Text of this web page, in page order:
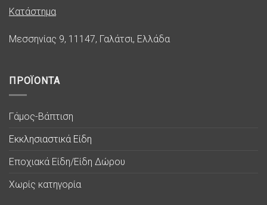
Κατάστημα
Μεσσηνίας 9, 11147, Γαλάτσι, Ελλάδα
ΠΡΟΪΟΝΤΑ
Γάμος-Βάπτιση
Εκκλησιαστικά Είδη
Εποχιακά Είδη/Είδη Δώρου
Χωρίς κατηγορία